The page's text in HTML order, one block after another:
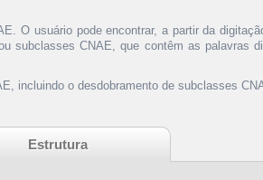
O usuário pode encontrar, a partir da
subclasses CNAE, que contêm as palavras
incluindo o desdobramento de subclasses
Estrutura